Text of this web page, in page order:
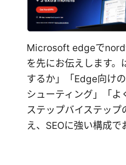
Microsoft edgeで
を先にお伝えします
するか」「Edge向け
シューティング」「
ステップバイステッ
え、SEOに強い構成で